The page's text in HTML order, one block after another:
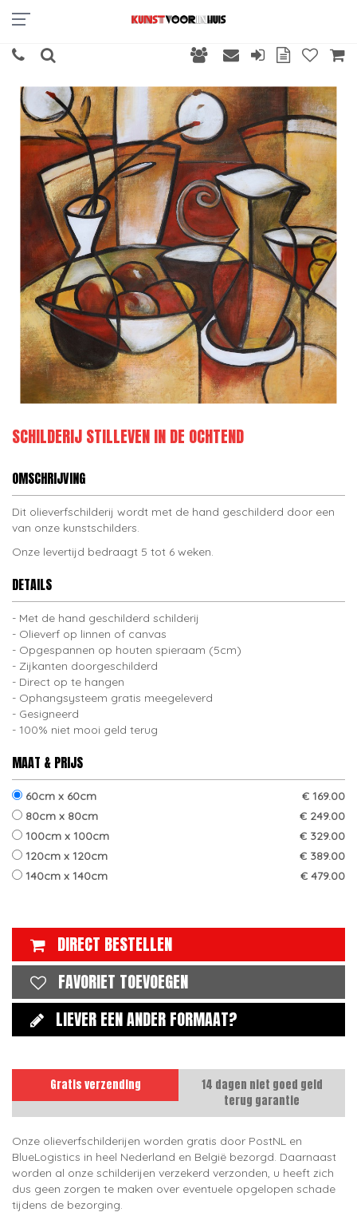
SCHILDERIJ STILLEVEN IN DE OCHTEND
OMSCHRIJVING
Dit olieverfschilderij wordt met de hand geschilderd door een
van onze kunstschilders.
Onze levertijd bedraagt 5 tot 6 weken.
DETAILS
Met de hand geschilderd schilderij
Olieverf op linnen of canvas
Opgespannen op houten spieraam (5cm)
Zijkanten doorgeschilderd
Direct op te hangen
Ophangsysteem gratis meegeleverd
Gesigneerd
100% niet mooi geld terug
MAAT & PRIJS
60cm x 60cm
€ 169.00
80cm x 80cm
€ 249.00
100cm x 100cm
€ 329.00
120cm x 120cm
€ 389.00
140cm x 140cm
€ 479.00
DIRECT BESTELLEN
FAVORIET TOEVOEGEN
LIEVER EEN ANDER FORMAAT?
Gratis verzending
14 dagen niet goed geld
terug garantie
Onze olieverfschilderijen worden gratis door PostNL en
BlueLogistics in heel Nederland en België bezorgd. Daarnaast
worden al onze schilderijen verzekerd verzonden, u heeft zich
dus geen zorgen te maken over eventuele opgelopen schade
tijdens de bezorging.